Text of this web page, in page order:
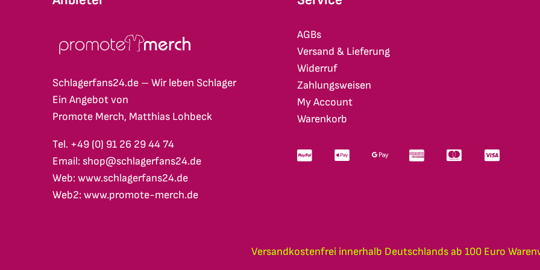
Schlagerfans24.de – Wir leben Schlager
Ein Angebot von
Promote Merch, Matthias Lohbeck
Tel. +49 (0) 91 26 29 44 74
Email: shop@schlagerfans24.de
Web: www.schlagerfans24.de
Web2: www.promote-merch.de
AGBs
Versand & Lieferung
Widerruf
Zahlungsweisen
My Account
Warenkorb
Versandkostenfrei innerhalb Deutschlands ab 100 Euro